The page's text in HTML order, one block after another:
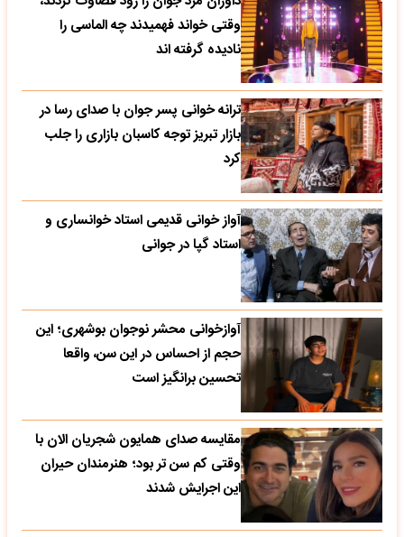
وقتی خواند فهمیدند چه الماسی را
نادیده گرفته اند
ترانه خوانی پسر جوان با صدای رسا در
بازار تبریز توجه کاسبان بازاری را جلب
کرد
آواز خوانی قدیمی استاد خوانساری و
استاد گپا در جوانی
آوازخوانی محشر نوجوان بوشهری؛ این
حجم از احساس در این سن، واقعا
تحسین‌ برانگیز است
مقایسه صدای همایون شجریان الان با
وقتی کم سن تر بود؛ هنرمندان حیران
این اجرایش شدند